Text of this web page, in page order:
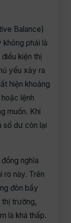
Balance)
không phải là
kiện thị
yếu xảy ra
hiện khoảng
lệnh
muốn. Khi
số dư còn lại
nghĩa
ro này. Trên
đòn bẩy
thị trường,
là khá thấp.